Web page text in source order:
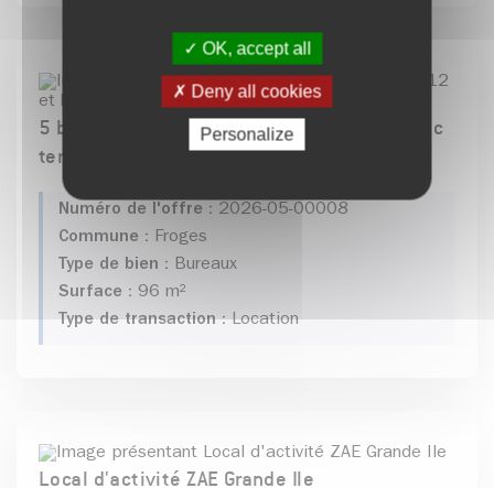
OK, accept all
Deny all cookies
Personalize
5 bureaux normes ERP, RT2012 et PMR, avec
terrasse
Numéro de l'offre : 2026-05-00008
Commune : Froges
Type de bien : Bureaux
Surface : 96 m²
Type de transaction :Location
Local d'activité ZAE Grande Ile